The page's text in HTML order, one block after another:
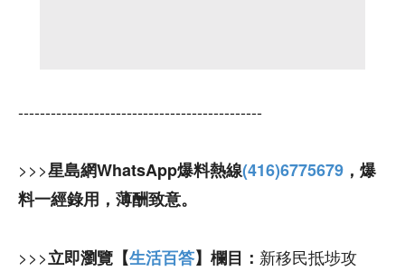
---------------------------------------------
>>>星島網WhatsApp爆料熱線(416)6775679 ，爆
料一經錄用，薄酬致意。
>>>立即瀏覽【生活百答】欄目： 新移民抵埗攻